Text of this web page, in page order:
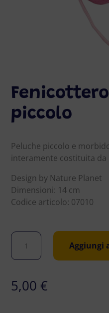
piccolo
Peluche piccolo e
interamente costituita
Design by Nature Planet
Dimensioni: 14 cm
Codice articolo: 07010
Fenicottero
peluche
piccolo
Aggiungi
5,00€